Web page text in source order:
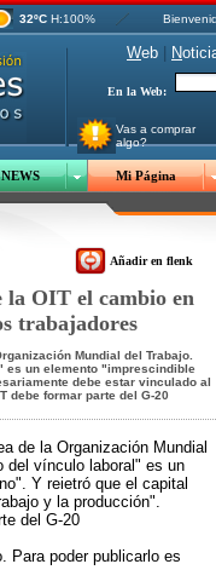
32ºC H:100%
Web N
En la Web:
Vas a comprar
algo?
Mi Página
Añadir en flenk
OIT el cambio en
trabajadores
Mundial del Trabajo.
es un elemento "imprescindible
debe estar vinculado al
debe formar parte del G-20
de la Organización Mundial
del vínculo laboral" es un
Y reietró que el capital
y la producción".
del G-20
Para poder publicarlo es